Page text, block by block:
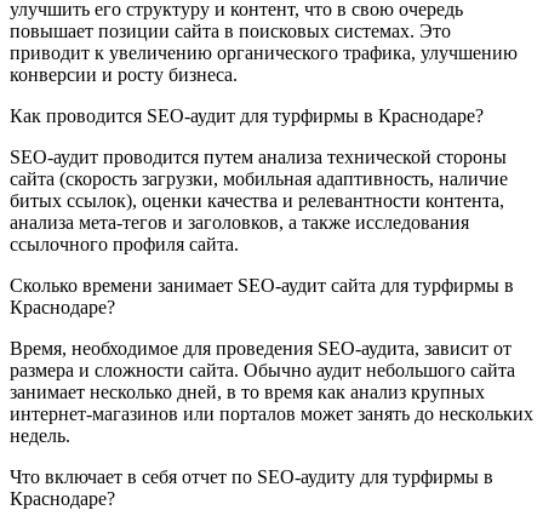
улучшить его структуру и контент, что в свою очередь
повышает позиции сайта в поисковых системах. Это
приводит к увеличению органического трафика, улучшению
конверсии и росту бизнеса.
Как проводится SEO-аудит для турфирмы в Краснодаре?
SEO-аудит проводится путем анализа технической стороны
сайта (скорость загрузки, мобильная адаптивность, наличие
битых ссылок), оценки качества и релевантности контента,
анализа мета-тегов и заголовков, а также исследования
ссылочного профиля сайта.
Сколько времени занимает SEO-аудит сайта для турфирмы в
Краснодаре?
Время, необходимое для проведения SEO-аудита, зависит от
размера и сложности сайта. Обычно аудит небольшого сайта
занимает несколько дней, в то время как анализ крупных
интернет-магазинов или порталов может занять до нескольких
недель.
Что включает в себя отчет по SEO-аудиту для турфирмы в
Краснодаре?